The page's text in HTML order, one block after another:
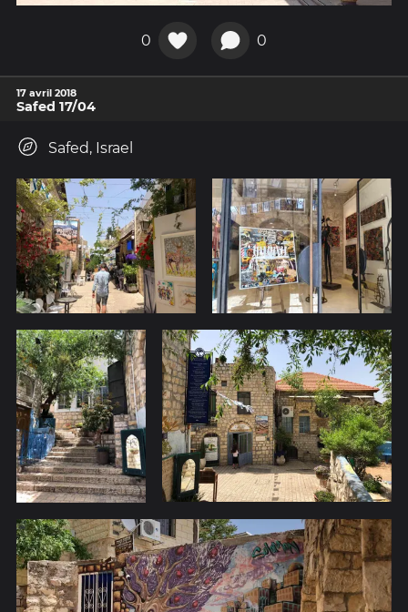
0 0
17 avril 2018
Safed 17/04
Safed, Israel